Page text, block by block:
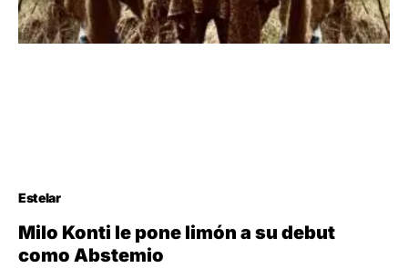
Estelar
Milo Konti le pone limón a su debut
como Abstemio